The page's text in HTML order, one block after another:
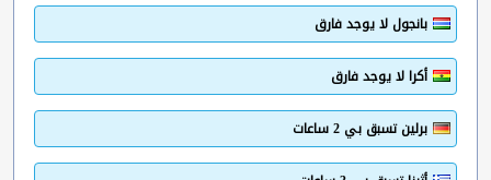
بانجول لا يوجد فارق
أكرا لا يوجد فارق
برلين تسبق بي 2 ساعات